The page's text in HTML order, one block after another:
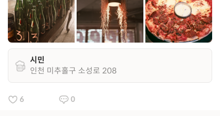
시민
인천 미추홀구 소성로 208
6 0